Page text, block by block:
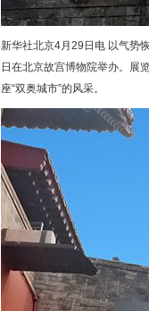
新华社北京4月29日电 以气势
日在北京故宫博物院举办。展
座“双奥城市”的风采。